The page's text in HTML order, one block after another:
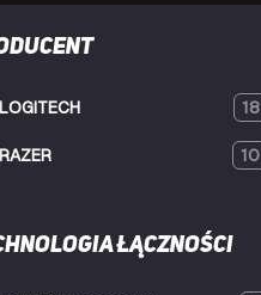
LOGITECH 18
RAZER 10
łączności